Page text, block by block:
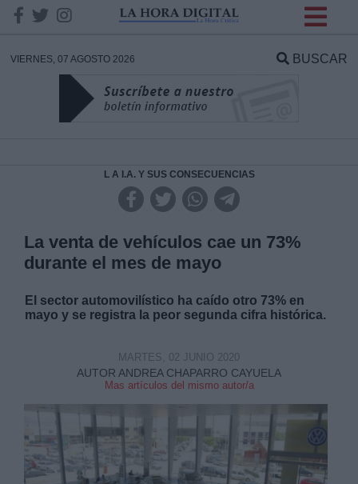
VIERNES, 07 AGOSTO 2026 BUSCAR
L A I.A. Y SUS CONSECUENCIAS
La venta de vehículos cae un 73%
durante el mes de mayo
El sector automovilístico ha caído otro 73% en
mayo y se registra la peor segunda cifra histórica.
AUTOR ANDREA CHAPARRO CAYUELA
Mas artículos del mismo autor/a
MARTES, 02 JUNIO 2020
DATOS
Responsable:
Derechos: